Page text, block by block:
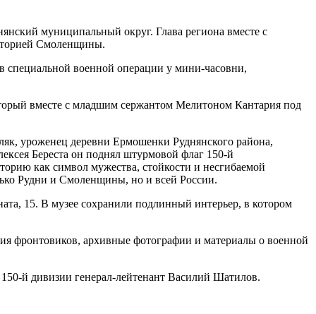
муниципальный округ. Глава региона вместе с
Смоленщины.
специальной военной операции у мини-часовни,
вместе с младшим сержантом Мелитоном Кантария под
уроженец деревни Ермошенки Руднянского района,
Береста он поднял штурмовой флаг 150-й
как символ мужества, стойкости и несгибаемой
Рудни и Смоленщины, но и всей России.
15. В музее сохранили подлинный интерьер, в котором
фронтовиков, архивные фотографии и материалы о военной
й дивизии генерал-лейтенант Василий Шатилов.